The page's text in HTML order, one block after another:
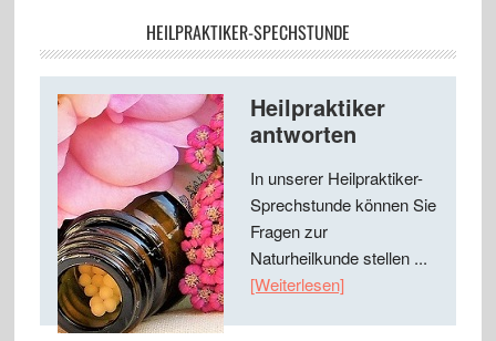
HEILPRAKTIKER-SPECHSTUNDE
Heilpraktiker
antworten
In unserer Heilpraktiker-
Sprechstunde können Sie
Fragen zur
Naturheilkunde stellen ...
[Weiterlesen]